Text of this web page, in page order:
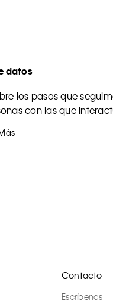
datos
los pasos que
con las que
Contacto
Escríbenos